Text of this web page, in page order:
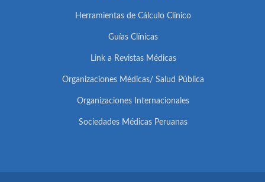
Herramientas de Cálculo Clínico
Guías Clínicas
Link a Revistas Médicas
Organizaciones Médicas/ Salud Pública
Organizaciones Internacionales
Sociedades Médicas Peruanas